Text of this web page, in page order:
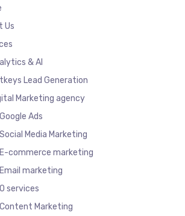
Us
& AI
Lead Generation
Marketing agency
Google Ads
Social Media Marketing
E-commerce marketing
Email marketing
services
Content Marketing